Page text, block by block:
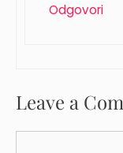
Odgovori
Leave a